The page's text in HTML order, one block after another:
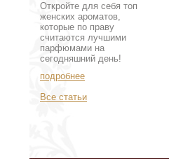
Откройте для себя топ
женских ароматов,
которые по праву
считаются лучшими
парфюмами на
сегодняшний день!
подробнее
Все статьи